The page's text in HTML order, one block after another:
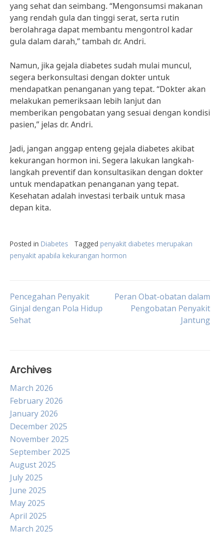
yang sehat dan seimbang. “Mengonsumsi makanan
yang rendah gula dan tinggi serat, serta rutin
berolahraga dapat membantu mengontrol kadar
gula dalam darah,” tambah dr. Andri.
Namun, jika gejala diabetes sudah mulai muncul,
segera berkonsultasi dengan dokter untuk
mendapatkan penanganan yang tepat. “Dokter akan
melakukan pemeriksaan lebih lanjut dan
memberikan pengobatan yang sesuai dengan kondisi
pasien,” jelas dr. Andri.
Jadi, jangan anggap enteng gejala diabetes akibat
kekurangan hormon ini. Segera lakukan langkah-
langkah preventif dan konsultasikan dengan dokter
untuk mendapatkan penanganan yang tepat.
Kesehatan adalah investasi terbaik untuk masa
depan kita.
Posted in Diabetes Tagged penyakit diabetes merupakan
penyakit apabila kekurangan hormon
Post
navigation
Pencegahan Penyakit
Ginjal dengan Pola Hidup
Sehat
Peran Obat-obatan dalam
Pengobatan Penyakit
Jantung
Archives
March 2026
February 2026
January 2026
December 2025
November 2025
September 2025
August 2025
July 2025
June 2025
May 2025
April 2025
March 2025